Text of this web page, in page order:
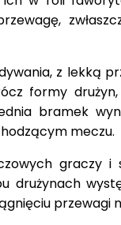
z lekką
formy
bramek
meczu.
graczy
drużynach
przewagi